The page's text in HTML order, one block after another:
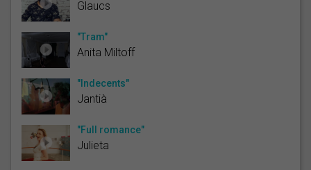
Glaucs
"Tram"
Anita Miltoff
"Indecents"
Jantià
"Full romance"
Julieta